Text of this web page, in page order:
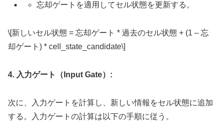
忘却ゲートを適用してセル状態を更新する。
\[新しいセル状態 = 忘却ゲート * 過去のセル状態 + (1 – 忘
却ゲート) * cell_state_candidate\]
4. 入力ゲート（Input Gate）:
次に、入力ゲートを計算し、新しい情報をセル状態に追加
する。入力ゲートの計算は以下の手順に従う。